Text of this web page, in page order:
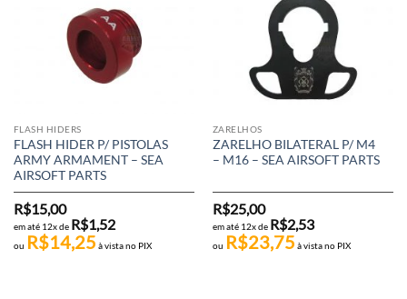
FLASH HIDERS
FLASH HIDER P/ PISTOLAS
ARMY ARMAMENT – SEA
AIRSOFT PARTS
R$15,00
em até 12x de R$1,52
ou R$14,25 à vista no PIX
ZARELHOS
ZARELHO BILATERAL P/ M4
– M16 – SEA AIRSOFT PARTS
R$25,00
em até 12x de R$2,53
ou R$23,75 à vista no PIX